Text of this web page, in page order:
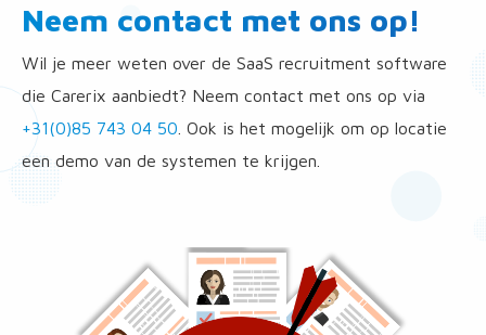
Neem contact met ons op!
Wil je meer weten over de SaaS recruitment software
die Carerix aanbiedt? Neem contact met ons op via
+31(0)85 743 04 50 . Ook is het mogelijk om op locatie
een demo van de systemen te krijgen.